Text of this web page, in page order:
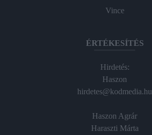
Vince
ÉRTÉKESÍTÉS
Hirdetés:
Haszon
hirdetes@kodmedia.hu
Haszon Agrár
Haraszti Márta